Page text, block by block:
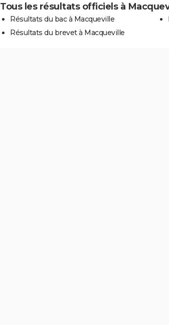
Tous les résultats officiels à
Résultats du bac à Macqueville
Résultats du brevet à Macqueville